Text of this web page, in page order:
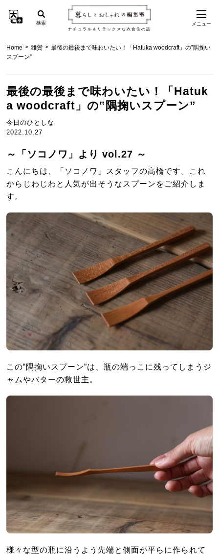
ナチュラル＆リラックスな衣食住の話
検索 メニュー
Home > 雑貨 > 最後の最後まで味わいたい！「Hatuka woodcraft」の‟隅掬い
スプーン”
最後の最後まで味わいたい！「Hatuk
a woodcraft」の‟隅掬いスプーン”
今日のひとしな
2022.10.27
～「ソコノワ」より vol.27 ～
こんにちは、「ソコノワ」スタッフの高橋です。これ
からじわじわと人気が出そうなスプーンをご紹介しま
す。
この‟隅掬いスプーン”は、瓶の端っこに残ってしまうジ
ャムやバターの救世主。
様々な型の瓶に沿うよう先端と側面が平らに作られて